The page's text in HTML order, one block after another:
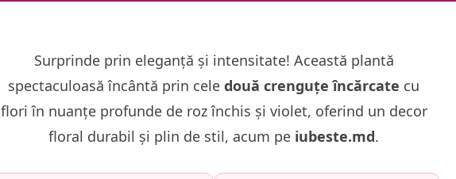
Surprinde prin eleganță și intensitate! Această plantă
spectaculoasă încântă prin cele două crenguțe încărcate cu
flori în nuanțe profunde de roz închis și violet, oferind un decor
floral durabil și plin de stil, acum pe iubeste.md.